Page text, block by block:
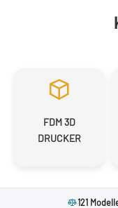
FDM 3D
DRUCKER
121